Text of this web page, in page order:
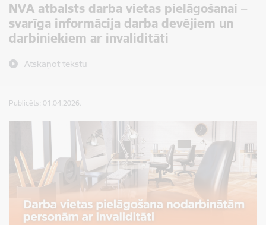
NVA atbalsts darba vietas pielāgošanai –
svarīga informācija darba devējiem un
darbiniekiem ar invaliditāti
Atskaņot tekstu
Publicēts: 01.04.2026.